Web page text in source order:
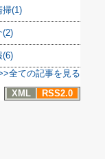
掃(1)
(2)
(6)
全ての記事を見る
XML
RSS2.0